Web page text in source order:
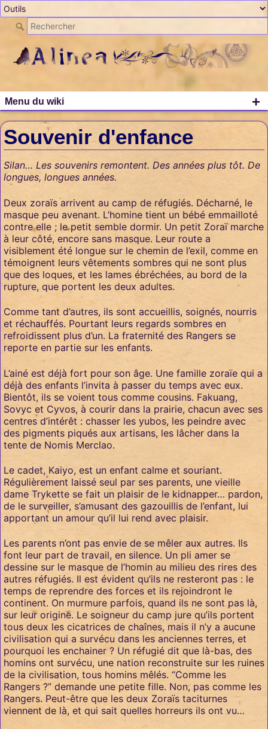
+
Menu du wiki
Souvenir d'enfance
Silan… Les souvenirs remontent. Des années plus tôt. De
longues, longues années.
Deux zoraïs arrivent au camp de réfugiés. Décharné, le
masque peu avenant. L’homine tient un bébé emmailloté
contre elle ; le petit semble dormir. Un petit Zoraï marche
à leur côté, encore sans masque. Leur route a
visiblement été longue sur le chemin de l’exil, comme en
témoignent leurs vêtements sombres qui ne sont plus
que des loques, et les lames ébréchées, au bord de la
rupture, que portent les deux adultes.
Comme tant d’autres, ils sont accueillis, soignés, nourris
et réchauffés. Pourtant leurs regards sombres en
refroidissent plus d’un. La fraternité des Rangers se
reporte en partie sur les enfants.
L’ainé est déjà fort pour son âge. Une famille zoraïe qui a
déjà des enfants l’invita à passer du temps avec eux.
Bientôt, ils se voient tous comme cousins. Fakuang,
Sovyc et Cyvos, à courir dans la prairie, chacun avec ses
centres d’intérêt : chasser les yubos, les peindre avec
des pigments piqués aux artisans, les lâcher dans la
tente de Nomis Merclao.
Le cadet, Kaiyo, est un enfant calme et souriant.
Régulièrement laissé seul par ses parents, une vieille
dame Trykette se fait un plaisir de le kidnapper… pardon,
de le surveiller, s’amusant des gazouillis de l’enfant, lui
apportant un amour qu’il lui rend avec plaisir.
Les parents n’ont pas envie de se mêler aux autres. Ils
font leur part de travail, en silence. Un pli amer se
dessine sur le masque de l’homin au milieu des rires des
autres réfugiés. Il est évident qu’ils ne resteront pas : le
temps de reprendre des forces et ils rejoindront le
continent. On murmure parfois, quand ils ne sont pas là,
sur leur origine. Le soigneur du camp jure qu’ils portent
tous deux les cicatrices de chaînes, mais il n’y a aucune
civilisation qui a survécu dans les anciennes terres, et
pourquoi les enchainer ? Un réfugié dit que là-bas, des
homins ont survécu, une nation reconstruite sur les ruines
de la civilisation, tous homins mêlés. “Comme les
Rangers ?” demande une petite fille. Non, pas comme les
Rangers. Peut-être que les deux Zoraïs taciturnes
viennent de là, et qui sait quelles horreurs ils ont vu…